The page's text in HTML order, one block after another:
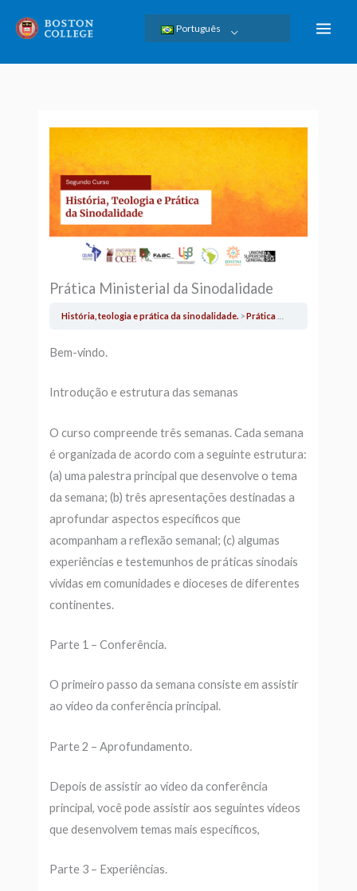
Português
Prática Ministerial da Sinodalidade
História, teologia e prática da sinodalidade. Prática Ministerial da Sinodalidade
Bem-vindo.
Introdução e estrutura das semanas
O curso compreende três semanas. Cada semana
é organizada de acordo com a seguinte estrutura:
(a) uma palestra principal que desenvolve o tema
da semana; (b) três apresentações destinadas a
aprofundar aspectos específicos que
acompanham a reflexão semanal; (c) algumas
experiências e testemunhos de práticas sinodais
vividas em comunidades e dioceses de diferentes
continentes.
Parte 1 – Conferência.
O primeiro passo da semana consiste em assistir
ao vídeo da conferência principal.
Parte 2 – Aprofundamento.
Depois de assistir ao vídeo da conferência
principal, você pode assistir aos seguintes vídeos
que desenvolvem temas mais específicos,
Parte 3 – Experiências.